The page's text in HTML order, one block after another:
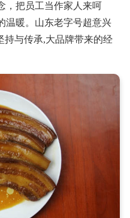
，把员工当作家人来呵
温暖。山东老字号超意兴
持与传承,大品牌带来的经